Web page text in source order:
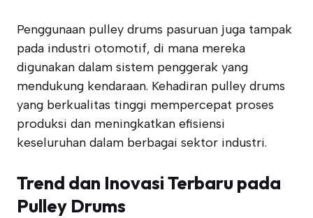
Penggunaan pulley drums pasuruan juga tampak
pada industri otomotif, di mana mereka
digunakan dalam sistem penggerak yang
mendukung kendaraan. Kehadiran pulley drums
yang berkualitas tinggi mempercepat proses
produksi dan meningkatkan efisiensi
keseluruhan dalam berbagai sektor industri.
Trend dan Inovasi Terbaru pada
Pulley Drums